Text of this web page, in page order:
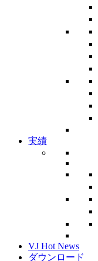
実績
VJ Hot News
ダウンロード